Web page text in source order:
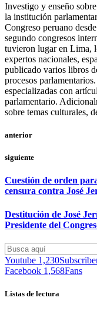
Investigo y enseño
la institución
Congreso peruano
segundo congresos
tuvieron lugar en Lima,
expertos nacionales,
publicado varios libros
procesos
especializadas con
parlamentario.
sobre temas culturales,
anterior
siguiente
Cuestión de orden
censura contra José
Destitución de José
Presidente del
Youtube 1,230
Facebook 1,568Fans
Listas de lectura